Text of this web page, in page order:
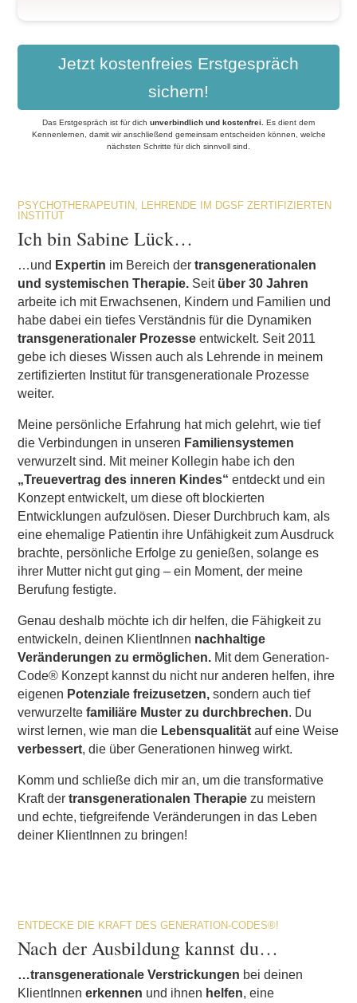
Jetzt kostenfreies Erstgespräch
sichern!
Das Erstgespräch ist für dich unverbindlich und kostenfrei. Es dient dem
Kennenlernen, damit wir anschließend gemeinsam entscheiden können, welche
nächsten Schritte für dich sinnvoll sind.
PSYCHOTHERAPEUTIN, LEHRENDE IM DGSF ZERTIFIZIERTEN
INSTITUT
Ich bin Sabine Lück…
…und Expertin im Bereich dertransgenerationalen
und systemischen Therapie. Seit über 30 Jahren
arbeite ich mit Erwachsenen, Kindern und Familien und
habe dabei ein tiefes Verständnis für die Dynamiken
transgenerationaler Prozesse entwickelt. Seit 2011
gebe ich dieses Wissen auch als Lehrende in meinem
zertifizierten Institut für transgenerationale Prozesse
weiter.
Meine persönliche Erfahrung hat mich gelehrt, wie tief
die Verbindungen in unseren Familiensystemen
verwurzelt sind. Mit meiner Kollegin habe ich den
„Treuevertrag des inneren Kindes“ entdeckt und ein
Konzept entwickelt, um diese oft blockierten
Entwicklungen aufzulösen. Dieser Durchbruch kam, als
eine ehemalige Patientin ihre Unfähigkeit zum Ausdruck
brachte, persönliche Erfolge zu genießen, solange es
ihrer Mutter nicht gut ging – ein Moment, der meine
Berufung festigte.
Genau deshalb möchte ich dir helfen, die Fähigkeit zu
entwickeln, deinen KlientInnen nachhaltige
Veränderungen zu ermöglichen. Mit dem Generation-
Code® Konzept kannst du nicht nur anderen helfen, ihre
eigenen Potenziale freizusetzen, sondern auch tief
verwurzeltefamiliäre Muster zu durchbrechen. Du
wirst lernen, wie man die Lebensqualität auf eine Weise
verbessert, die über Generationen hinweg wirkt.
Komm und schließe dich mir an, um die transformative
Kraft dertransgenerationalen Therapie zu meistern
und echte, tiefgreifende Veränderungen in das Leben
deiner KlientInnen zu bringen!
ENTDECKE DIE KRAFT DES GENERATION-CODES®!
Nach der Ausbildung kannst du…
…transgenerationale Verstrickungen bei deinen
KlientInnenerkennen und ihnen helfen, eine